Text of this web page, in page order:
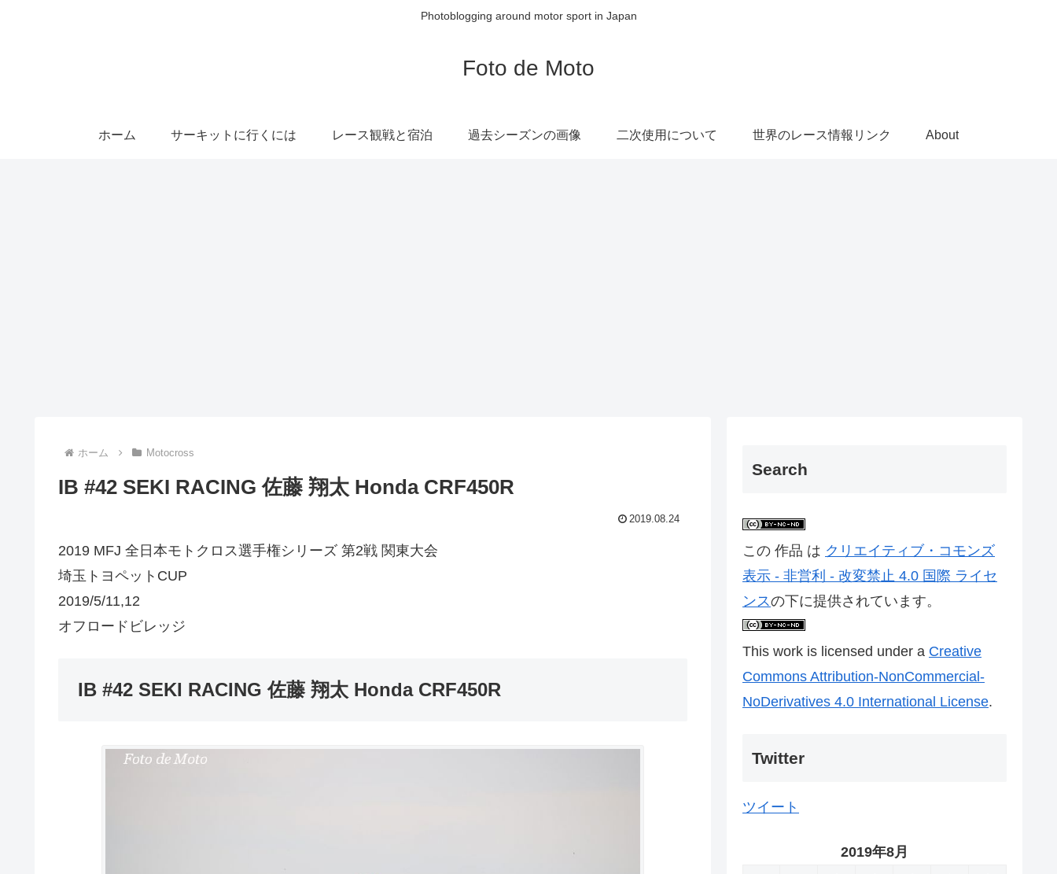
Photoblogging around motor sport in Japan
Foto de Moto
ホーム サーキットに行くには レース観戦と宿泊 過去シーズンの画像 二次使用について 世界のレース情報リンク About
ホーム Motocross
IB #42 SEKI RACING 佐藤 翔太 Honda CRF450R
2019.08.24
2019 MFJ 全日本モトクロス選手権シリーズ 第2戦 関東大会
埼玉トヨペットCUP
2019/5/11,12
オフロードビレッジ
IB #42 SEKI RACING 佐藤 翔太 Honda CRF450R
Search
この 作品 は クリエイティブ・コモンズ
表示 - 非営利 - 改変禁止 4.0 国際 ライセ
ンスの下に提供されています。
This work is licensed under a Creative
Commons Attribution-NonCommercial-
NoDerivatives 4.0 International License.
Twitter
ツイート
2019年8月